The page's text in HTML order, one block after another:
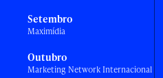
Setembro
Maximídia
Outubro
Marketing Network Internacional